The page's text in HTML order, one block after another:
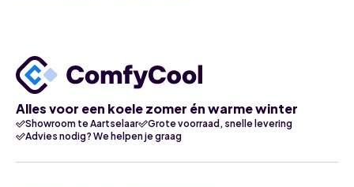
Alles voor een koele zomer én warme winter
Showroom te Aartselaar
Grote voorraad, snelle levering
Advies nodig? We helpen je graag